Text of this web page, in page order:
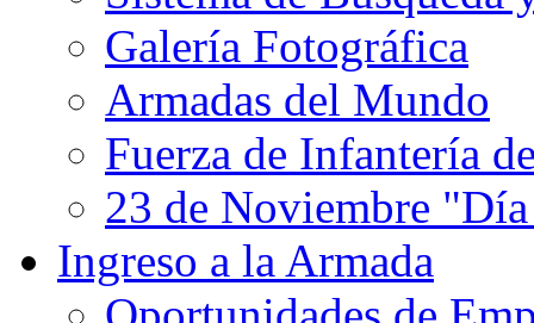
Galería Fotográfica
Armadas del Mundo
Fuerza de Infantería
23 de Noviembre
Ingreso a la Armada